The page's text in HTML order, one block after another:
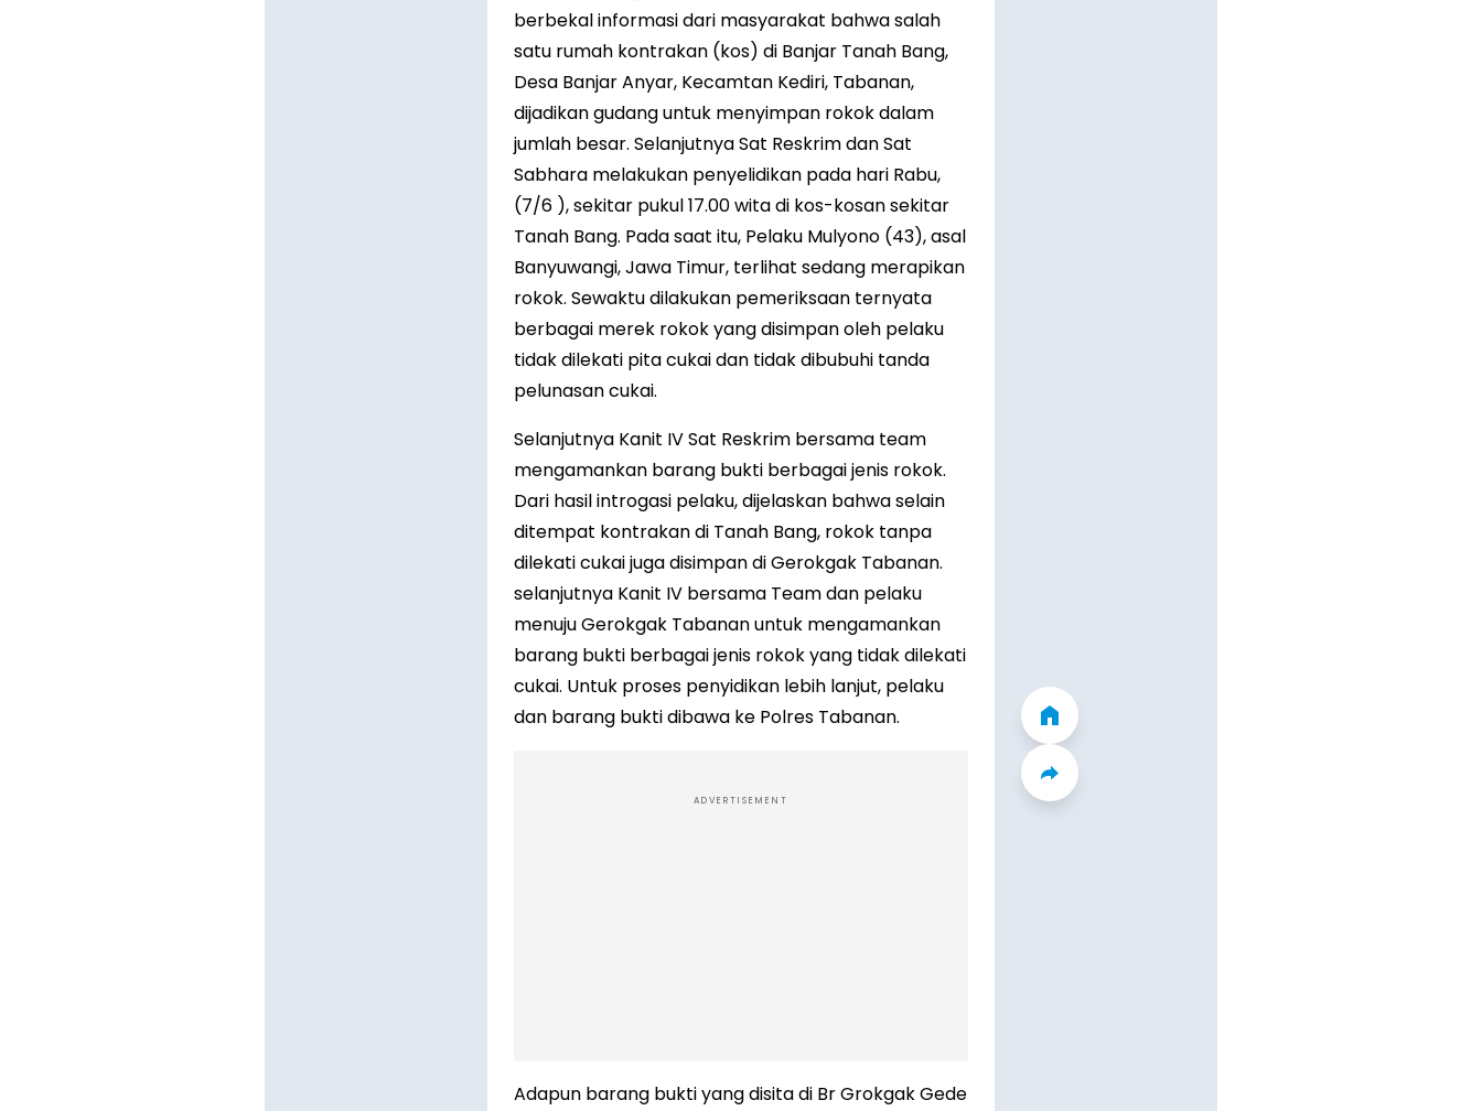
berbekal informasi dari masyarakat bahwa salah
satu rumah kontrakan (kos) di Banjar Tanah Bang,
Desa Banjar Anyar, Kecamtan Kediri, Tabanan,
dijadikan gudang untuk menyimpan rokok dalam
jumlah besar. Selanjutnya Sat Reskrim dan Sat
Sabhara melakukan penyelidikan pada hari Rabu,
(7/6 ), sekitar pukul 17.00 wita di kos-kosan sekitar
Tanah Bang. Pada saat itu, Pelaku Mulyono (43), asal
Banyuwangi, Jawa Timur, terlihat sedang merapikan
rokok. Sewaktu dilakukan pemeriksaan ternyata
berbagai merek rokok yang disimpan oleh pelaku
tidak dilekati pita cukai dan tidak dibubuhi tanda
pelunasan cukai.
Selanjutnya Kanit IV Sat Reskrim bersama team
mengamankan barang bukti berbagai jenis rokok.
Dari hasil introgasi pelaku, dijelaskan bahwa selain
ditempat kontrakan di Tanah Bang, rokok tanpa
dilekati cukai juga disimpan di Gerokgak Tabanan.
selanjutnya Kanit IV bersama Team dan pelaku
menuju Gerokgak Tabanan untuk mengamankan
barang bukti berbagai jenis rokok yang tidak dilekati
cukai. Untuk proses penyidikan lebih lanjut, pelaku
dan barang bukti dibawa ke Polres Tabanan.
ADVERTISEMENT
Adapun barang bukti yang disita di Br Grokgak Gede